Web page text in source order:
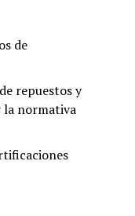
de
repuestos y
la normativa